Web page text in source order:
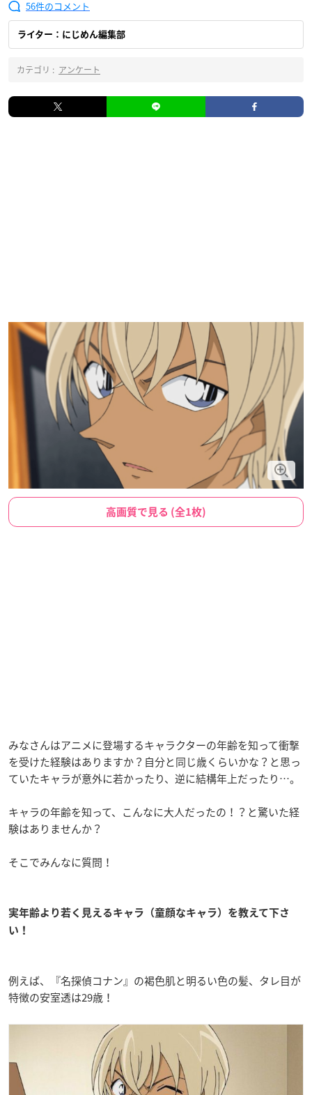
56
ライター：にじめん編集部
カテゴリ : アンケート
高画質で見る (全1枚)
みなさんはアニメに登場するキャラクターの年齢を知って衝撃
を受けた経験はありますか？自分と同じ歳くらいかな？と思っ
ていたキャラが意外に若かったり、逆に結構年上だったり…。
キャラの年齢を知って、こんなに大人だったの！？と驚いた経
験はありませんか？
そこでみんなに質問！
実年齢より若く見えるキャラ（童顔なキャラ）を教えて下さ
い！
例えば、『名探偵コナン』の褐色肌と明るい色の髪、タレ目が
特徴の安室透は29歳！